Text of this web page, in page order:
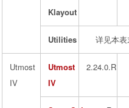
Klayout
Utilities 详见本
Utmost
IV
Utmost
IV
2.24.0.R